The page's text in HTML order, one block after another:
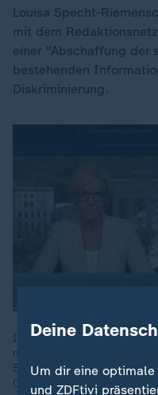
Louisa Specht-
mit dem
einer "Abschaffung der
bestehenden
Diskriminierung.
Im neuen Reformpaket
mittlere Einkommen sowie
Bürokratie und am
Opposition.
Deine
Um dir eine optimale
und ZDFtivi